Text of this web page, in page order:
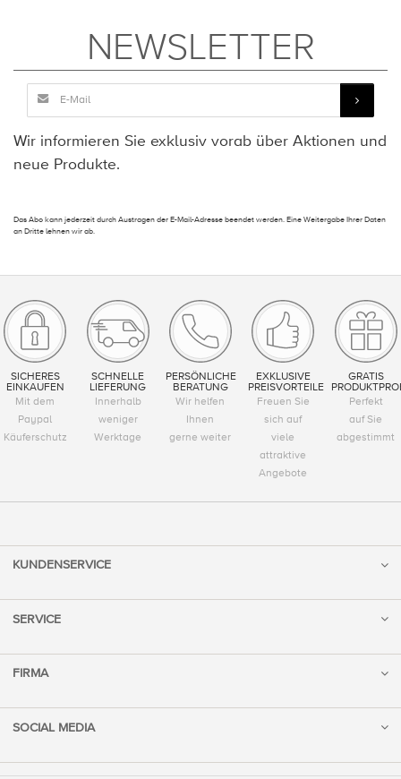
NEWSLETTER
Wir informieren Sie exklusiv vorab über Aktionen und
neue Produkte.
Das Abo kann jederzeit durch Austragen der E-Mail-Adresse beendet werden. Eine Weitergabe Ihrer Daten
an Dritte lehnen wir ab.
SICHERES
EINKAUFEN
Mit dem
Paypal
Käuferschutz
SCHNELLE
LIEFERUNG
Innerhalb
weniger
Werktage
PERSÖNLICHE
BERATUNG
Wir helfen
Ihnen
gerne weiter
EXKLUSIVE
PREISVORTEILE
Freuen Sie
sich auf
viele
attraktive
Angebote
GRATIS
Perfekt
auf Sie
abgestimmt
KUNDENSERVICE
SERVICE
FIRMA
SOCIAL MEDIA